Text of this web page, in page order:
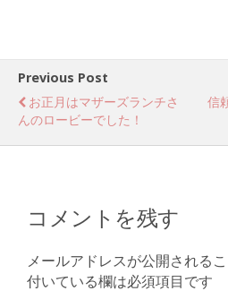
Previous Post
お正月はマザーズランチさ
んのロービーでした！
信
コメントを残す
メールアドレスが公開されるこ
付いている欄は必須項目です